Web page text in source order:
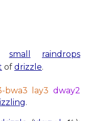
small
raindrops
of drizzle.
bwa3 lay3 dway2
.